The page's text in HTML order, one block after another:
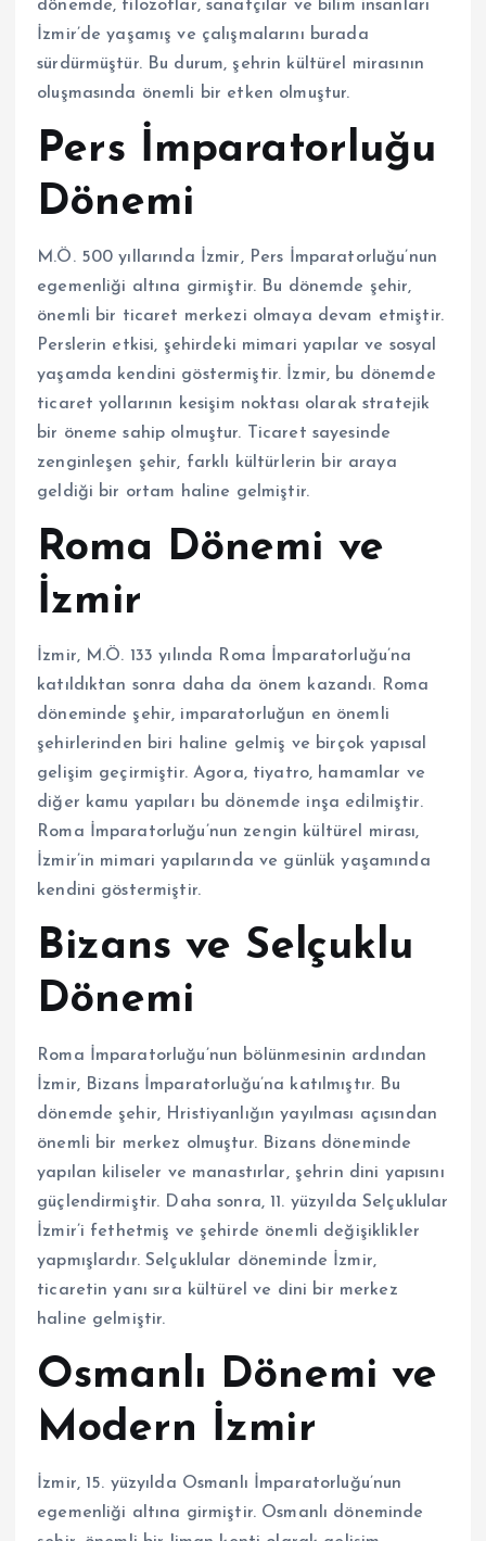
dönemde, filozoflar, sanatçılar ve bilim insanları
İzmir’de yaşamış ve çalışmalarını burada
sürdürmüştür. Bu durum, şehrin kültürel mirasının
oluşmasında önemli bir etken olmuştur.
Pers İmparatorluğu
Dönemi
M.Ö. 500 yıllarında İzmir, Pers İmparatorluğu’nun
egemenliği altına girmiştir. Bu dönemde şehir,
önemli bir ticaret merkezi olmaya devam etmiştir.
Perslerin etkisi, şehirdeki mimari yapılar ve sosyal
yaşamda kendini göstermiştir. İzmir, bu dönemde
ticaret yollarının kesişim noktası olarak stratejik
bir öneme sahip olmuştur. Ticaret sayesinde
zenginleşen şehir, farklı kültürlerin bir araya
geldiği bir ortam haline gelmiştir.
Roma Dönemi ve
İzmir
İzmir, M.Ö. 133 yılında Roma İmparatorluğu’na
katıldıktan sonra daha da önem kazandı. Roma
döneminde şehir, imparatorluğun en önemli
şehirlerinden biri haline gelmiş ve birçok yapısal
gelişim geçirmiştir. Agora, tiyatro, hamamlar ve
diğer kamu yapıları bu dönemde inşa edilmiştir.
Roma İmparatorluğu’nun zengin kültürel mirası,
İzmir’in mimari yapılarında ve günlük yaşamında
kendini göstermiştir.
Bizans ve Selçuklu
Dönemi
Roma İmparatorluğu’nun bölünmesinin ardından
İzmir, Bizans İmparatorluğu’na katılmıştır. Bu
dönemde şehir, Hristiyanlığın yayılması açısından
önemli bir merkez olmuştur. Bizans döneminde
yapılan kiliseler ve manastırlar, şehrin dini yapısını
güçlendirmiştir. Daha sonra, 11. yüzyılda Selçuklular
İzmir’i fethetmiş ve şehirde önemli değişiklikler
yapmışlardır. Selçuklular döneminde İzmir,
ticaretin yanı sıra kültürel ve dini bir merkez
haline gelmiştir.
Osmanlı Dönemi ve
Modern İzmir
İzmir, 15. yüzyılda Osmanlı İmparatorluğu’nun
egemenliği altına girmiştir. Osmanlı döneminde